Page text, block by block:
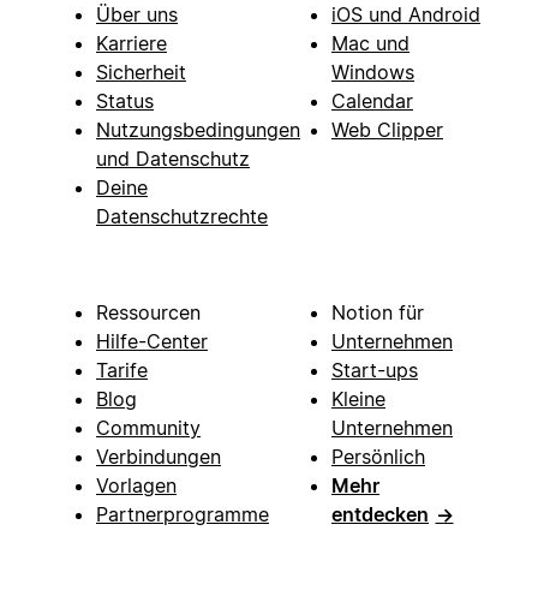
Über uns
Karriere
Sicherheit
Status
Nutzungsbedingungen
und Datenschutz
Deine
Datenschutzrechte
iOS und Android
Mac und
Windows
Calendar
Web Clipper
Ressourcen
Hilfe-Center
Tarife
Blog
Community
Verbindungen
Vorlagen
Partnerprogramme
Notion für
Unternehmen
Start-ups
Kleine
Unternehmen
Persönlich
Mehr
entdecken →